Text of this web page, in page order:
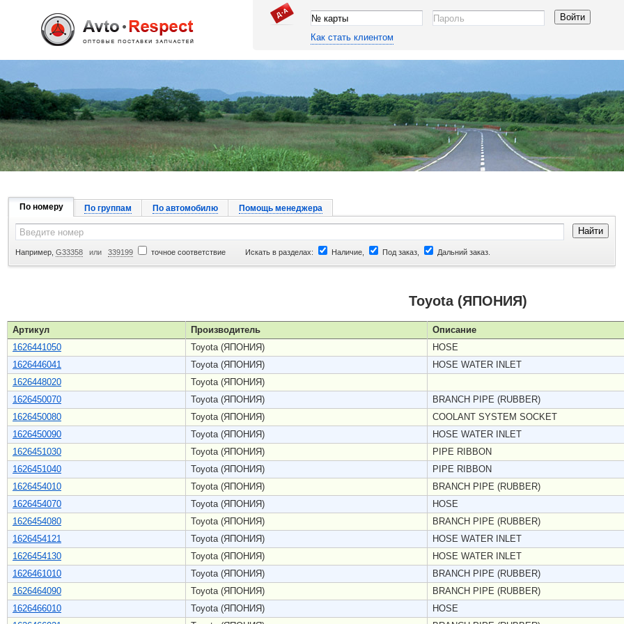
Джапан Авто
Как стать клиентом
По номеру По группам По автомобилю Помощь менеджера
Например, G33358 или 339199 точное соответствие Искать в разделах: Наличие, Под заказ, Дальний заказ.
Toyota (ЯПОНИЯ)
Артикул Производитель
Описание
1626441050
Toyota (ЯПОНИЯ)
HOSE
1626446041
Toyota (ЯПОНИЯ)
HOSE WATER INLET
1626448020
Toyota (ЯПОНИЯ)
1626450070
Toyota (ЯПОНИЯ)
BRANCH PIPE (RUBBER)
1626450080
Toyota (ЯПОНИЯ)
COOLANT SYSTEM SOCKET
1626450090
Toyota (ЯПОНИЯ)
HOSE WATER INLET
1626451030
Toyota (ЯПОНИЯ)
PIPE RIBBON
1626451040
Toyota (ЯПОНИЯ)
PIPE RIBBON
1626454010
Toyota (ЯПОНИЯ)
BRANCH PIPE (RUBBER)
1626454070
Toyota (ЯПОНИЯ)
HOSE
1626454080
Toyota (ЯПОНИЯ)
BRANCH PIPE (RUBBER)
1626454121
Toyota (ЯПОНИЯ)
HOSE WATER INLET
1626454130
Toyota (ЯПОНИЯ)
HOSE WATER INLET
1626461010
Toyota (ЯПОНИЯ)
BRANCH PIPE (RUBBER)
1626464090
Toyota (ЯПОНИЯ)
BRANCH PIPE (RUBBER)
1626466010
Toyota (ЯПОНИЯ)
HOSE